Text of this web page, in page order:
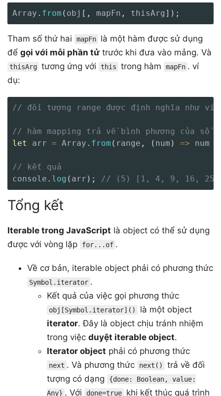
Array . from ( obj [ , mapFn , thisArg ] ) ;
Tham số thứ hai mapFn
là một hàm được sử dụng
để gọi với mỗi phần tửtrước khi đưa vào mảng. Và
thisArg tương ứng với this trong hàm mapFn . ví
dụ:
// đối tượng range được định nghĩa như ví
// hàm mapping trả về bình phương của số
let
arr = Array . from ( range , ( num ) => num
// kết quả
console . log ( arr ) ; // (5) [1, 4, 9, 16, 25]
Tổng kết
Iterable trong JavaScript là object có thể sử dụng
được với vòng lặp
for...of .
Về cơ bản, iterable object phải có phương thức
Symbol.iterator .
Kết quả của việc gọi phương thức
obj[Symbol.iterator]()
là một object
iterator. Đây là object chịu tránh nhiệm
trong việc duyệt iterable object.
Iterator object phải có phương thức
next . Và phương thức next()
trả về đối
tượng có dạng
{done: Boolean, value:
Any} . Với done=true khi kết thúc quá trình